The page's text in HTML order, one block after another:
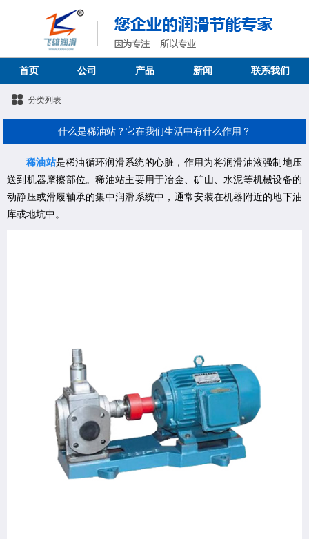
首页 公司 产品 新闻 联系我们
分类列表
什么是稀油站？它在我们生活中有什么作用？
稀油站是稀油循环润滑系统的心脏，作用为将润滑油液强制地压
送到机器摩擦部位。稀油站主要用于冶金、矿山、水泥等机械设备的
动静压或滑履轴承的集中润滑系统中，通常安装在机器附近的地下油
库或地坑中。